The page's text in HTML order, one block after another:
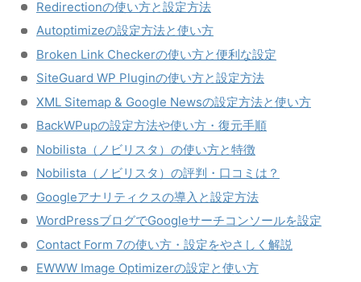
Redirectionの使い方と設定方法
Autoptimizeの設定方法と使い方
Broken Link Checkerの使い方と便利な設定
SiteGuard WP Pluginの使い方と設定方法
XML Sitemap & Google Newsの設定方法と使い方
BackWPupの設定方法や使い方・復元手順
Nobilista（ノビリスタ）の使い方と特徴
Nobilista（ノビリスタ）の評判・口コミは？
Googleアナリティクスの導入と設定方法
WordPressブログでGoogleサーチコンソールを設定
Contact Form 7の使い方・設定をやさしく解説
EWWW Image Optimizerの設定と使い方